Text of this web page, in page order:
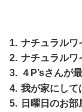
ナチュラルワ
ナチュラルワ
４P’sさんが
我が家にして
日曜日のお部